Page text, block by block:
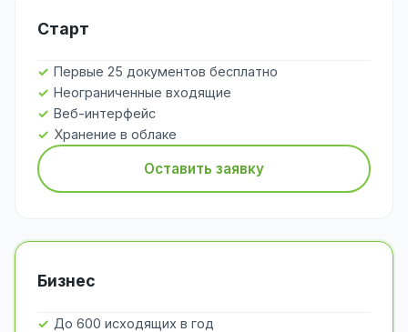
Старт
Первые 25 документов бесплатно
Неограниченные входящие
Веб-интерфейс
Хранение в облаке
Оставить заявку
Бизнес
До 600 исходящих в год